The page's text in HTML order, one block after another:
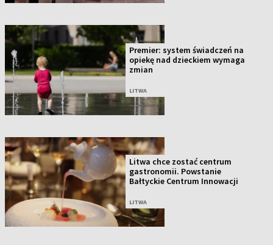
Premier: system świadczeń na
opiekę nad dzieckiem wymaga
zmian
LITWA
Litwa chce zostać centrum
gastronomii. Powstanie
Bałtyckie Centrum Innowacji
LITWA